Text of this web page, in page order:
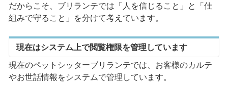
だからこそ、ブリランテでは「人を信じること」と「仕
組みで守ること」を分けて考えています。
現在はシステム上で閲覧権限を管理しています
現在のペットシッターブリランテでは、お客様のカルテ
やお世話情報をシステムで管理しています。